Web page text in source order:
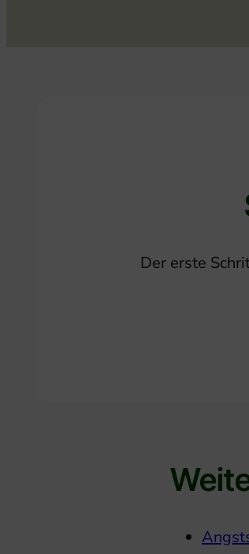
Der erste